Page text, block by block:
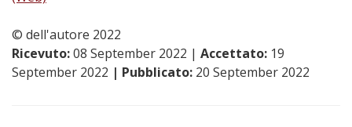
© dell'autore 2022
Ricevuto:08 September 2022 | Accettato: 19
September 2022 | Pubblicato: 20 September 2022